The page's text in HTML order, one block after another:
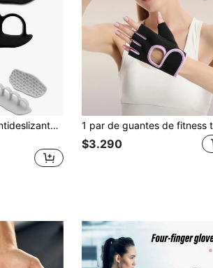
1 par de agarres antideslizantes para pesas de 4 agujeros para gimnasio, guantes de levantamiento de pesas para hombres y mujeres, de material de silicona suave para ejercitar los dedos, accesorios de entrenamiento de fitness compactos y portátiles, protector de manos para ejercicio, antideslizante y resistente al desgaste, adecuado para deportes y fitness, levantamiento de pesas, mancuernas, accesorios de gimnasio para levantar pesas
$3.290